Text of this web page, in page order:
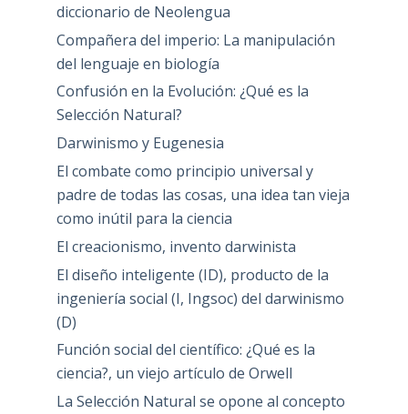
diccionario de Neolengua
Compañera del imperio: La manipulación
del lenguaje en biología
Confusión en la Evolución: ¿Qué es la
Selección Natural?
Darwinismo y Eugenesia
El combate como principio universal y
padre de todas las cosas, una idea tan vieja
como inútil para la ciencia
El creacionismo, invento darwinista
El diseño inteligente (ID), producto de la
ingeniería social (I, Ingsoc) del darwinismo
(D)
Función social del científico: ¿Qué es la
ciencia?, un viejo artículo de Orwell
La Selección Natural se opone al concepto